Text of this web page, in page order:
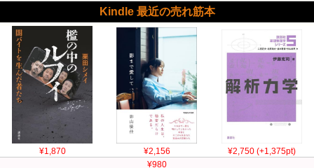
Kindle 最近の売れ筋本
¥1,870 ¥2,156
¥2,750 (+1,375pt)
¥980